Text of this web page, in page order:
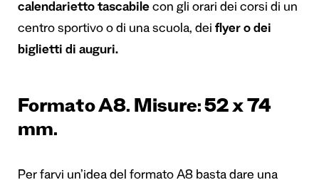
calendarietto tascabile con gli orari dei corsi di un
centro sportivo o di una scuola, dei flyer o dei
biglietti di auguri.
Formato A8. Misure: 52 x 74
mm.
Per farvi un’idea del formato A8 basta dare una